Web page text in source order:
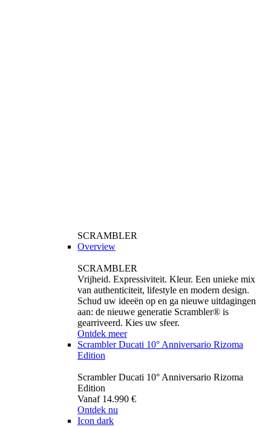
SCRAMBLER
Overview
SCRAMBLER
Vrijheid. Expressiviteit. Kleur. Een unieke mix
van authenticiteit, lifestyle en modern design.
Schud uw ideeën op en ga nieuwe uitdagingen
aan: de nieuwe generatie Scrambler® is
gearriveerd. Kies uw sfeer.
Ontdek meer
Scrambler Ducati 10° Anniversario Rizoma
Edition
Scrambler Ducati 10° Anniversario Rizoma
Edition
Vanaf 14.990 €
Ontdek nu
Icon dark